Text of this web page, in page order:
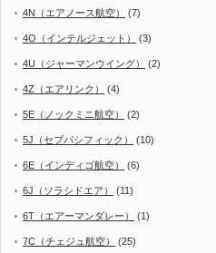
4N（エアノース航空） (7)
4O（インテルジェット） (3)
4U（ジャーマンウイング） (2)
4Z（エアリンク） (4)
5E（ノックミニ航空） (2)
5J（セブパシフィック） (10)
6E（インディゴ航空） (6)
6J（ソラシドエア） (11)
6T（エアーマンダレー） (1)
7C（チェジュ航空） (25)